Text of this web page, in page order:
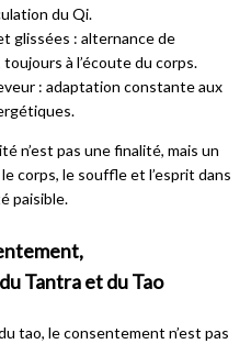
du Qi.
glissées : alternance de
à l’écoute du corps.
: adaptation constante aux
n’est pas une finalité, mais un
corps, le souffle et l’esprit dans
paisible.
Tantra et du Tao
tao, le consentement n’est pas